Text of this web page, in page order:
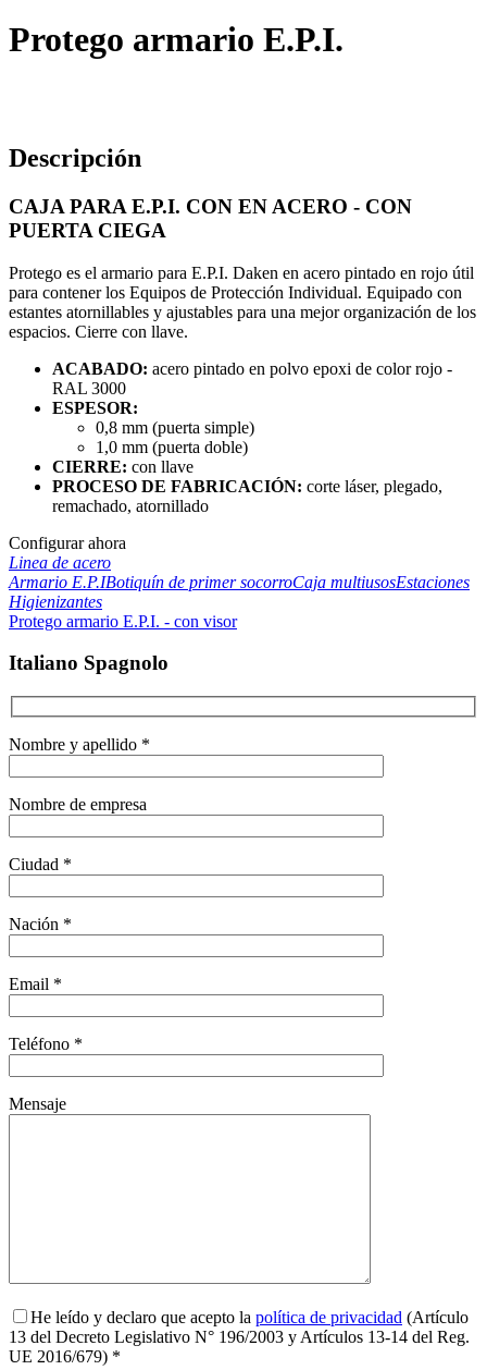
Protego armario E.P.I.
Descripción
CAJA PARA E.P.I. CON EN ACERO - CON
PUERTA CIEGA
Protego es el armario para E.P.I. Daken en acero pintado en rojo útil
para contener los Equipos de Protección Individual. Equipado con
estantes atornillables y ajustables para una mejor organización de los
espacios. Cierre con llave.
ACABADO: acero pintado en polvo epoxi de color rojo -
RAL 3000
ESPESOR:
0,8 mm (puerta simple)
1,0 mm (puerta doble)
CIERRE: con llave
PROCESO DE FABRICACIÓN: corte láser, plegado,
remachado, atornillado
Configurar ahora
Linea de acero
Armario E.P.IBotiquín de primer socorroCaja multiusosEstaciones
Higienizantes
Protego armario E.P.I. - con visor
Italiano Spagnolo
Nombre y apellido *
Nombre de empresa
Ciudad *
Nación *
Email *
Teléfono *
Mensaje
He leído y declaro que acepto la política de privacidad (Artículo
13 del Decreto Legislativo N° 196/2003 y Artículos 13-14 del Reg.
UE 2016/679) *